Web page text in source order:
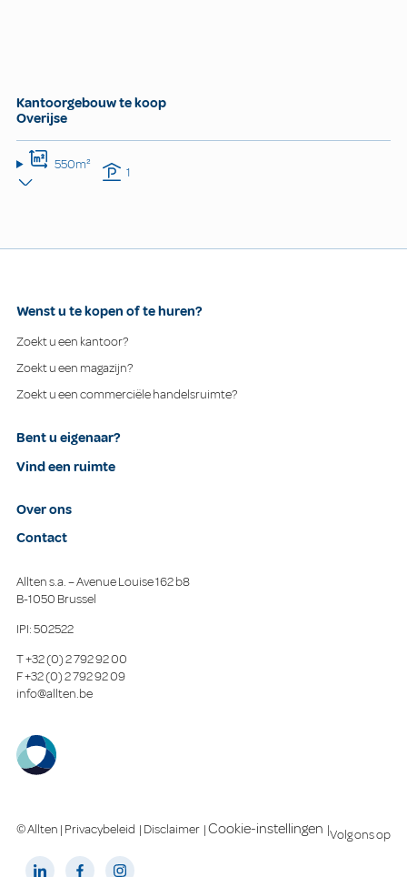
Kantoorgebouw te koop
Overijse
550m² 1
Wenst u te kopen of te huren?
Zoekt u een kantoor?
Zoekt u een magazijn?
Zoekt u een commerciële handelsruimte?
Bent u eigenaar?
Vind een ruimte
Over ons
Contact
Allten s.a. – Avenue Louise 162 b8
B-1050 Brussel
IPI: 502522
T+32 (0) 2 792 92 00
F+32 (0) 2 792 92 09
info@allten.be
© Allten | Privacybeleid | Disclaimer |Cookie-instellingen |Volg ons op